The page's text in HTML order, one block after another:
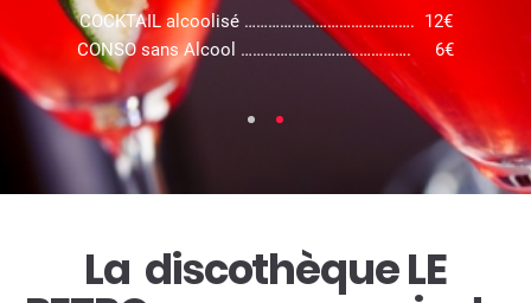
1/2 BOUTEILLE Whisky/gin/vodka/rhum ……… 70€
CONSO alcoolisée ………………………………………. 10€
COCKTAIL alcoolisé ……………………………………. 12€
CONSO sans Alcool ……………………………………. 6€